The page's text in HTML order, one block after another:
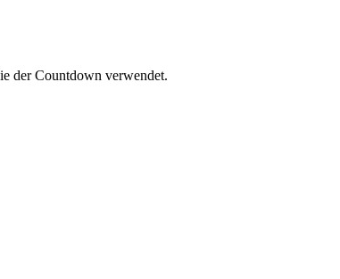
der Countdown verwendet.